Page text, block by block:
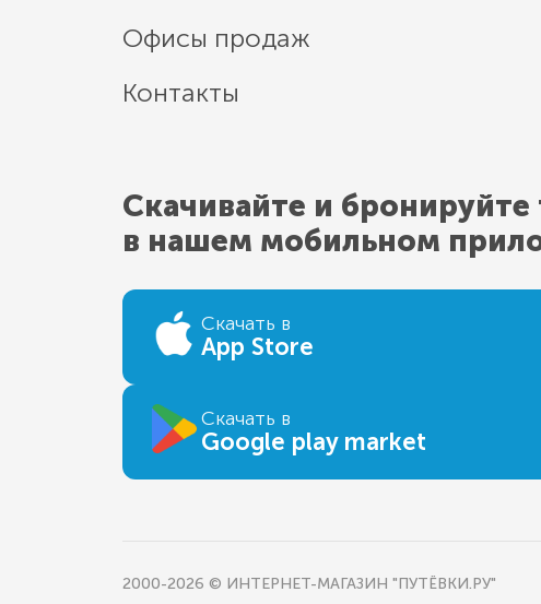
Офисы продаж
Контакты
Скачивайте и бронируйте
в нашем мобильном
Скачать в
App Store
Скачать в
Google play market
2000-2026 © ИНТЕРНЕТ-МАГАЗИН "ПУТЁВКИ.РУ"